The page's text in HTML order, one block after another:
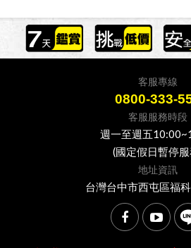
客服專線
0800-333-
客服服務時段
週一至週五
(國定假日暫停
地址資訊
台灣台中市西屯區福